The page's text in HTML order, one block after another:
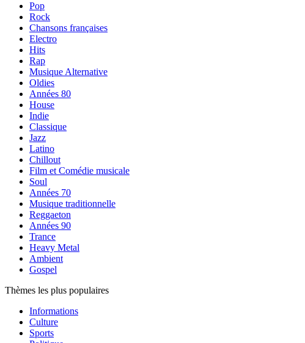
Pop
Rock
Chansons françaises
Electro
Hits
Rap
Musique Alternative
Oldies
Années 80
House
Indie
Classique
Jazz
Latino
Chillout
Film et Comédie musicale
Soul
Années 70
Musique traditionnelle
Reggaeton
Années 90
Trance
Heavy Metal
Ambient
Gospel
Thèmes les plus populaires
Informations
Culture
Sports